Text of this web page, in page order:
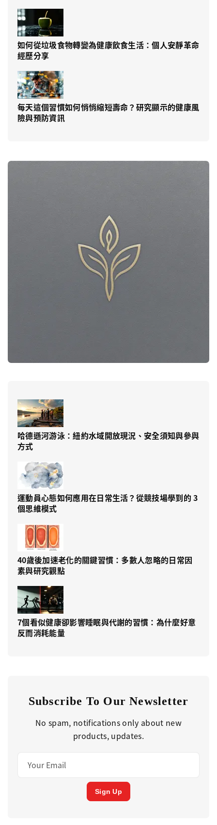
如何從垃圾食物轉變為健康飲食生活：個人安靜革命
經歷分享
每天這個習慣如何悄悄縮短壽命？研究顯示的健康風
險與預防資訊
哈德遜河游泳：紐約水域開放現況、安全須知與參與
方式
運動員心態如何應用在日常生活？從競技場學到的 3
個思維模式
40歲後加速老化的關鍵習慣：多數人忽略的日常因
素與研究觀點
7個看似健康卻影響睡眠與代謝的習慣：為什麼好意
反而消耗能量
Subscribe To Our Newsletter
No spam, notifications only about new
products, updates.
Sign Up